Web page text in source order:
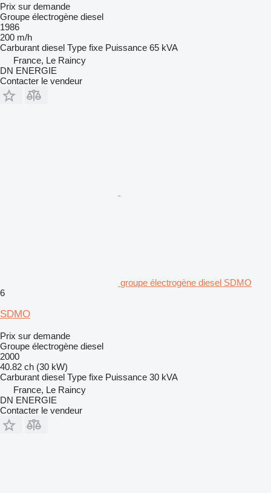
Prix sur demande
Groupe électrogène diesel
1986
200 m/h
Carburant diesel Type fixe Puissance 65 kVA
France, Le Raincy
DN ENERGIE
Contacter le vendeur
groupe électrogène diesel SDMO
6
SDMO
Prix sur demande
Groupe électrogène diesel
2000
40.82 ch (30 kW)
Carburant diesel Type fixe Puissance 30 kVA
France, Le Raincy
DN ENERGIE
Contacter le vendeur